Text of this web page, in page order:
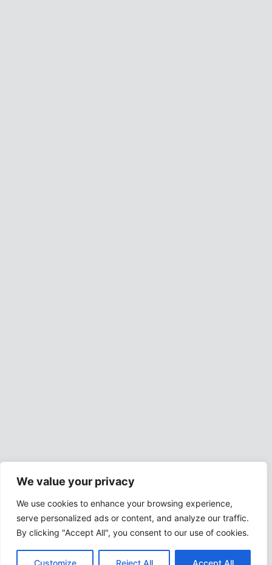
We value your privacy
We use cookies to enhance your browsing experience,
serve personalized ads or content, and analyze our traffic.
By clicking "Accept All", you consent to our use of cookies.
Customize Reject All Accept All